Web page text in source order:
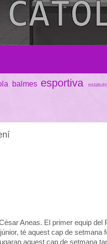
balmes esportiva
Aneas. El primer equip del
té aquest cap de setmana
aquest cap de setmana